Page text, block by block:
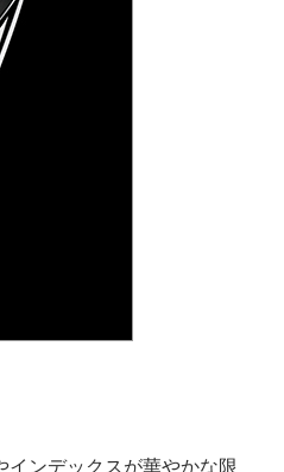
インデックスが華やかな限